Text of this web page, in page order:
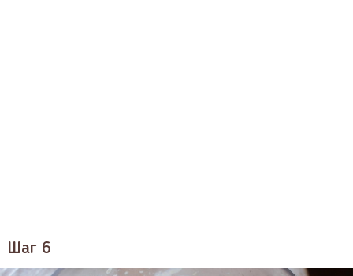
Шаг 6